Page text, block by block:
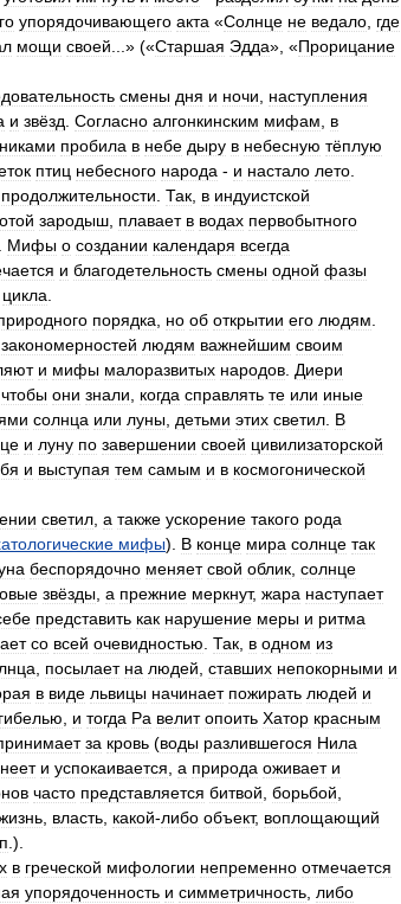
упорядочивающего акта «Солнце не ведало где
мощи своей ...» («Старшая Эдда», «Прорицание
смены дня и ночи
наступления
и звёзд Согласно алгонкинским мифам
в
пробила в небе дыру в небесную тёплую
птиц небесного народа - и настало лето
продолжительности Так в индуистской
зародыш плавает в водах первобытного
Мифы о создании календаря всегда
и благодетельность смены одной фазы
цикла
порядка но об открытии его людям
закономерностей людям важнейшим своим
и мифы малоразвитых народов Диери
чтобы они знали когда справлять те или иные
солнца или луны детьми этих светил В
и луну по завершении своей цивилизаторской
и выступая тем самым и в космогонической
светил а также ускорение такого рода
мифы). В конце мира солнце так
беспорядочно меняет свой облик солнце
звёзды а прежние меркнут, жара наступает
представить как нарушение меры и ритма
со всей очевидностью Так в одном из
посылает на людей ставших непокорными и
в виде львицы начинает пожирать людей и
гибелью и тогда Ра велит опоить Хатор красным
за кровь (воды разлившегося Нила
и успокаивается а природа оживает и
часто представляется битвой борьбой
власть какой-либо объект, воплощающий
п .).
в греческой мифологии непременно отмечается
упорядоченность и симметричность либо